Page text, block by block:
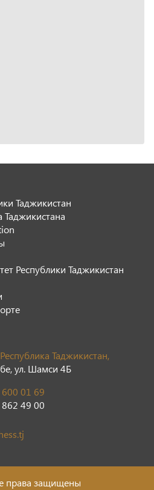
Таджикистан
Республики Таджикистан
Таджикистан,
ул. Шамси 4Б
01 69
49 00
права защищены